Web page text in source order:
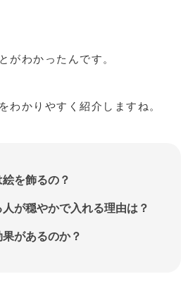
がわかったんです。
わかりやすく紹介しますね。
を飾るの？
が穏やかで入れる理由は？
があるのか？